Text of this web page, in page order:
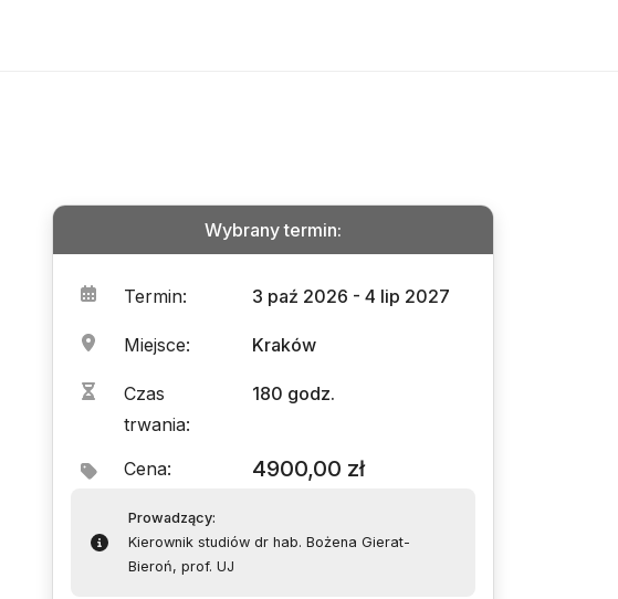
Wybrany termin:
Termin: 3 paź 2026 - 4 lip 2027
Miejsce: Kraków
Czas
trwania:
180 godz.
Cena: 4900,00 zł
Prowadzący:
Kierownik studiów dr hab. Bożena Gierat-
Bieroń, prof. UJ